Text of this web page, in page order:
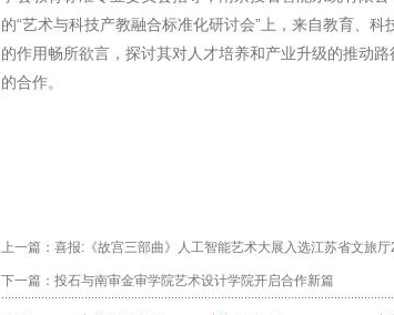
的“艺术与科技产教融合标准化研讨会”上，来自教育、
的作用畅所欲言，探讨其对人才培养和产业升级的推动
的合作。
上一篇： 喜报:《故宫三部曲》人工智能艺术大展入选江苏省文旅
下一篇： 投石与南审金审学院艺术设计学院开启合作新篇